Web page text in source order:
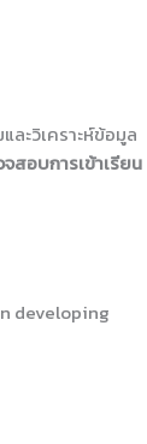
ะวิเคราะห์ข้อมูล
สอบการเข้าเรียน
developing